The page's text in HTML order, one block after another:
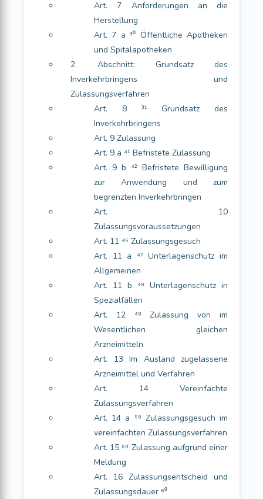
Art. 7 Anforderungen an die
Herstellung
Art. 7 a ³⁰ Öffentliche Apotheken
und Spitalapotheken
2. Abschnitt: Grundsatz des
Inverkehrbringens und
Zulassungsverfahren
Art. 8 ³¹ Grundsatz des
Inverkehrbringens
Art. 9 Zulassung
Art. 9 a ⁴¹ Befristete Zulassung
Art. 9 b ⁴² Befristete Bewilligung
zur Anwendung und zum
begrenzten Inverkehrbringen
Art. 10
Zulassungsvoraussetzungen
Art. 11 ⁴⁶ Zulassungsgesuch
Art. 11 a ⁴⁷ Unterlagenschutz im
Allgemeinen
Art. 11 b ⁴⁸ Unterlagenschutz in
Spezialfällen
Art. 12 ⁴⁹ Zulassung von im
Wesentlichen gleichen
Arzneimitteln
Art. 13 Im Ausland zugelassene
Arzneimittel und Verfahren
Art. 14 Vereinfachte
Zulassungsverfahren
Art. 14 a ⁵⁸ Zulassungsgesuch im
vereinfachten Zulassungsverfahren
Art. 15 ⁵⁹ Zulassung aufgrund einer
Meldung
Art. 16 Zulassungsentscheid und
Zulassungsdauer ⁶⁰